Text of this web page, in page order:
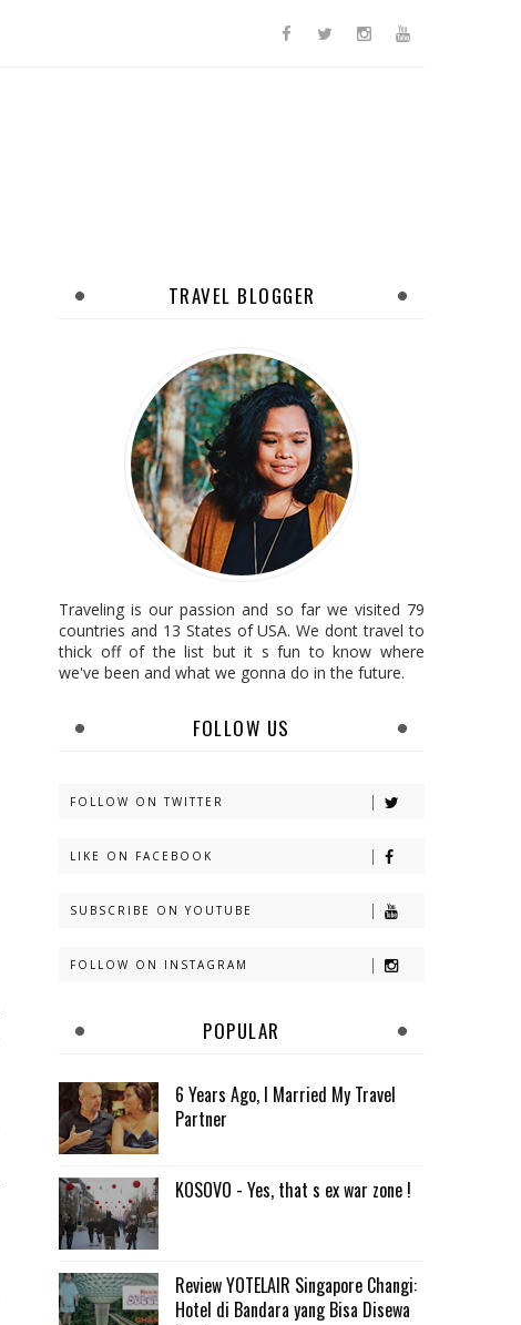
TRAVEL BLOGGER
Traveling is our passion and so far we visited 79
countries and 13 States of USA. We dont travel to
thick off of the list but it s fun to know where
we've been and what we gonna do in the future.
FOLLOW US
FOLLOW ON TWITTER
LIKE ON FACEBOOK
SUBSCRIBE ON YOUTUBE
FOLLOW ON INSTAGRAM
POPULAR
6 Years Ago, I Married My Travel
Partner
KOSOVO - Yes, that s ex war zone !
Review YOTELAIR Singapore Changi:
Hotel di Bandara yang Bisa Disewa